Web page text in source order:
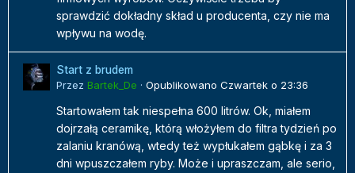
sprawdzić dokładny skład u producenta, czy nie ma
wpływu na wodę.
Start z brudem
Przez Bartek_De · Opublikowano Czwartek o 23:36
Startowałem tak niespełna 600 litrów. Ok, miałem
dojrzałą ceramikę, którą włożyłem do filtra tydzień po
zalaniu kranówą, wtedy też wypłukałem gąbkę i za 3
dni wpuszczałem ryby. Może i upraszczam, ale serio,